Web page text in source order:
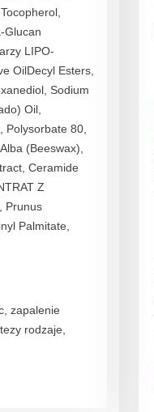
Glucan
LIPO-
OilDecyl Esters,
Sodium
Oil,
Polysorbate 80,
(Beeswax),
Ceramide
Z
Prunus
Palmitate,
zapalenie
rodzaje,